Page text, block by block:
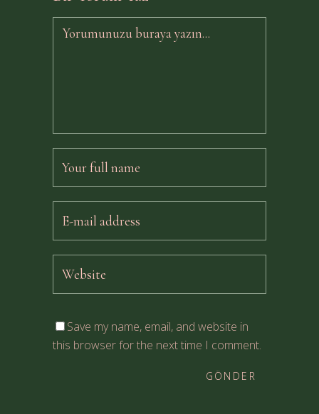
Save my name, email, and website in
this browser for the next time I comment.